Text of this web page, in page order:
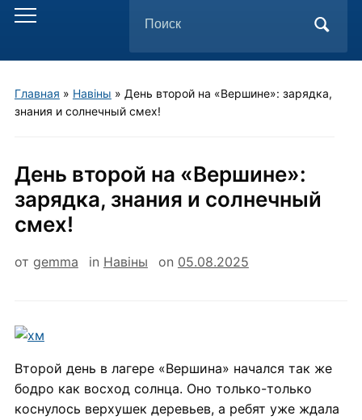
Переключить
меню
по:
Главная » Навiны » День второй на «Вершине»: зарядка,
знания и солнечный смех!
День второй на «Вершине»:
зарядка, знания и солнечный
смех!
от gemma in Навiны on 05.08.2025
Второй день в лагере «Вершина» начался так же
бодро как восход солнца. Оно только-только
коснулось верхушек деревьев, а ребят уже ждала